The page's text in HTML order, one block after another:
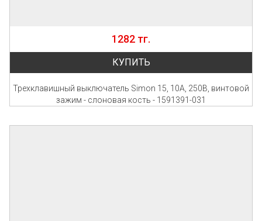
1282 тг.
КУПИТЬ
Трехклавишный выключатель Simon 15, 10А, 250В, винтовой
зажим - слоновая кость - 1591391-031